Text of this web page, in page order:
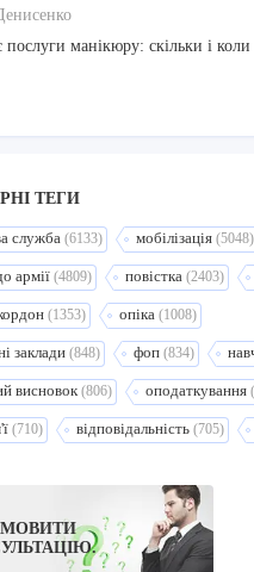
ТЕГИ
служба (6133) мобілізація (5048)
армії (4809) повістка (2403)
(1353) опіка (1008)
заклади (848) фоп (834)
висновок (806) оподаткування
(710) відповідальність (705)
манікюру: скільки і коли